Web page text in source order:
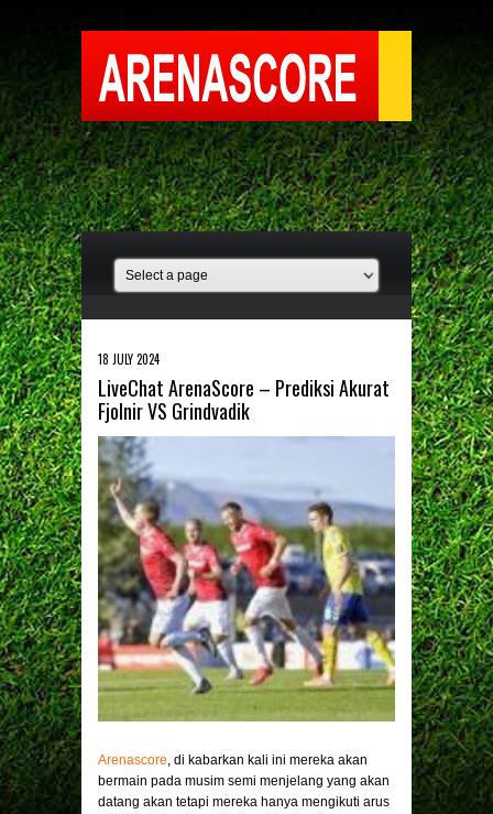
18 JULY 2024
LiveChat ArenaScore – Prediksi Akurat
Fjolnir VS Grindvadik
Arenascore, di kabarkan kali ini mereka akan
bermain pada musim semi menjelang yang akan
datang akan tetapi mereka hanya mengikuti arus